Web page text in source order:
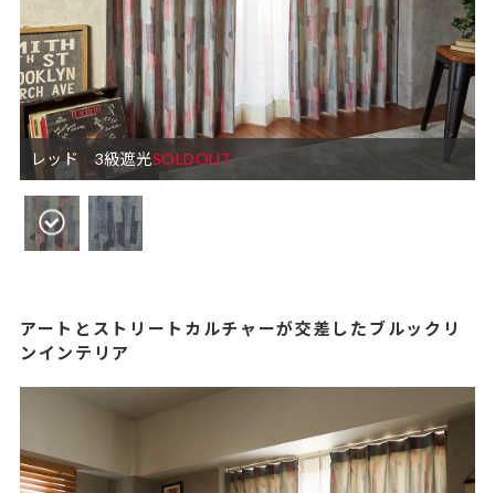
レッド 3級遮光SOLDOUT
アートとストリートカルチャーが交差したブルックリ
ンインテリア